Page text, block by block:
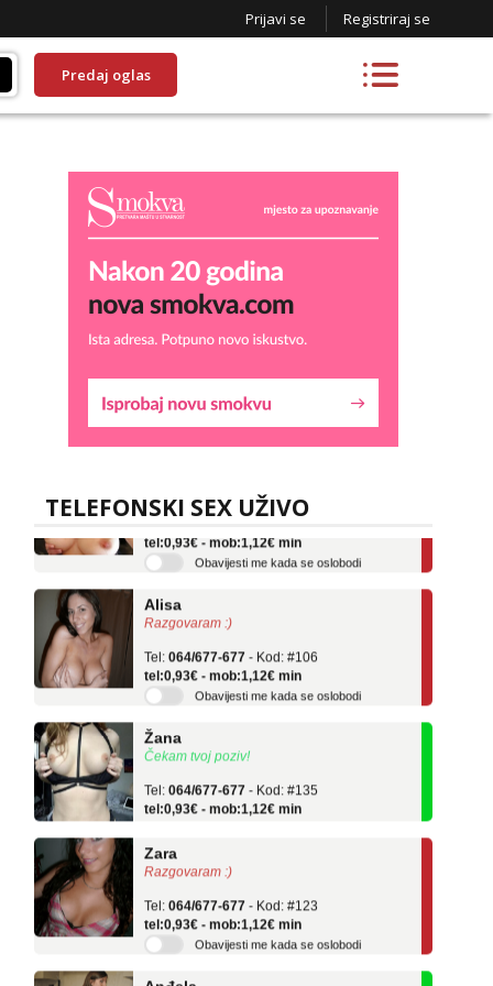
Prijavi se Registriraj se
Predaj oglas
TELEFONSKI SEX UŽIVO
Liliana
Tel:064/677-677 - Kod: #69
tel:0,93€ - mob:1,12€ min
Obavijesti me kada se oslobodi
Razgovaram :)
064/677-677
tel:0,93€ - mob:1,12€ min
Obavijesti me kada se oslobodi
Čekam tvoj poziv!
064/677-677
tel:0,93€ - mob:1,12€ min
Razgovaram :)
064/677-677
tel:0,93€ - mob:1,12€ min
Obavijesti me kada se oslobodi
Čekam tvoj poziv!